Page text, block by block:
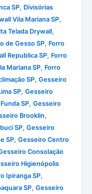
SP, Divisórias
Vila Mariana SP,
Telada Drywall,
de Gesso SP, Forro
Republica SP, Forro
Mariana SP, Forro
SP,Gesseiro
SP,Gesseiro
SP,Gesseiro
Brooklin,
SP,Gesseiro
SP,Gesseiro Centro
Consolação
Higienópolis
Ipiranga SP,
SP,Gesseiro